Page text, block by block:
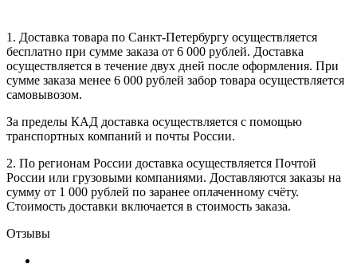
1. Доставка товара по Санкт-Петербургу осуществляется
бесплатно при сумме заказа от 6 000 рублей. Доставка
осуществляется в течение двух дней после оформления. При
сумме заказа менее 6 000 рублей забор товара осуществляется
самовывозом.
За пределы КАД доставка осуществляется с помощью
транспортных компаний и почты России.
2. По регионам России доставка осуществляется Почтой
России или грузовыми компаниями. Доставляются заказы на
сумму от 1 000 рублей по заранее оплаченному счёту.
Стоимость доставки включается в стоимость заказа.
Отзывы